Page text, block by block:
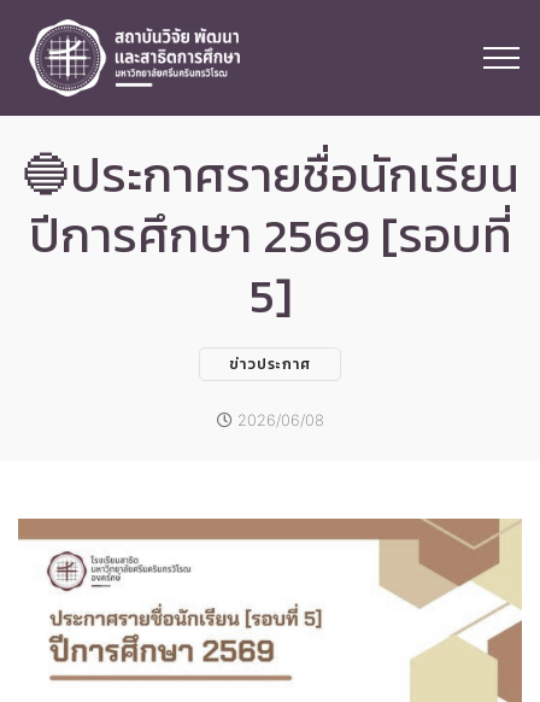
🔵ประกาศรายชื่อนักเรียน
ปีการศึกษา 2569 [รอบที่
5]
ข่าวประกาศ
2026/06/08